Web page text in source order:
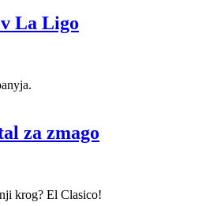
La Ligo
za zmago
krog? El Clasico!